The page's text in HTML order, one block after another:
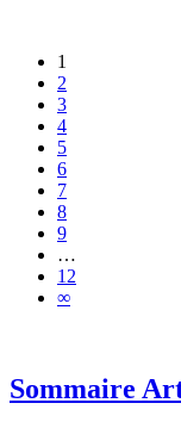
1
2
3
4
5
6
7
8
9
…
12
∞
Sommaire